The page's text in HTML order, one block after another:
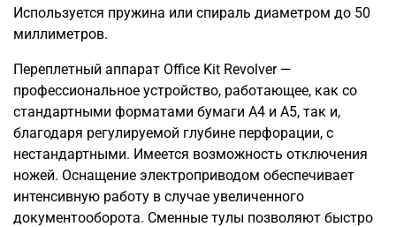
Используется пружина или спираль диаметром до 50
миллиметров.
Переплетный аппарат Office Kit Revolver —
профессиональное устройство, работающее, как со
стандартными форматами бумаги А4 и А5, так и,
благодаря регулируемой глубине перфорации, с
нестандартными. Имеется возможность отключения
ножей. Оснащение электроприводом обеспечивает
интенсивную работу в случае увеличенного
документооборота. Сменные тулы позволяют быстро